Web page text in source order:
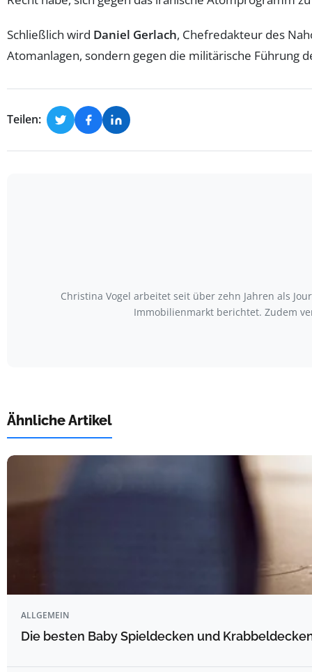
Schließlich wird Daniel Gerlach, Chefredakteur des
Atomanlagen, sondern gegen die militärische Führung
Teilen:
Christina Vogel arbeitet seit über zehn Jahren als
Immobilienmarkt berichtet. Zudem
Ähnliche Artikel
ALLGEMEIN
Die besten Baby Spieldecken und